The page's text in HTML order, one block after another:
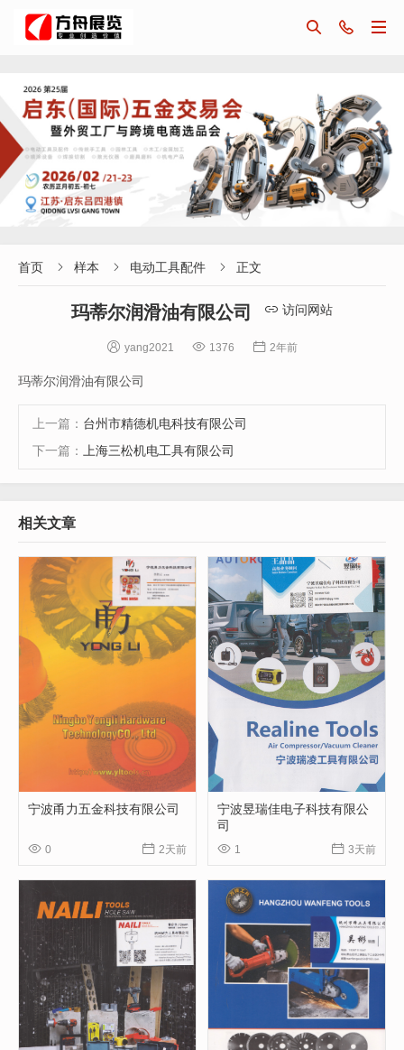



首页  样本  电动工具配件  正文
玛蒂尔润滑油有限公司  访问网站
 yang2021  1376  2年前
玛蒂尔润滑油有限公司
上一篇： 台州市精德机电科技有限公司
下一篇： 上海三松机电工具有限公司
相关文章
宁波甬力五金科技有限公司
 0  2天前
宁波昱瑞佳电子科技有限公
司
 1  3天前